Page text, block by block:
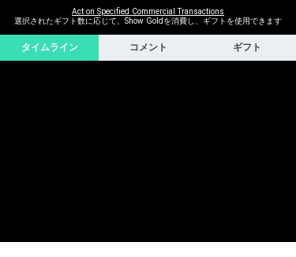
Act on Specified Commercial Transactions
選択されたギフト数に応じて、Show Goldを消費し、ギフトを使用できます
タイムライン コメント ギフト